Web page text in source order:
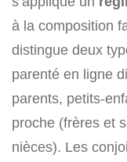
à la composition
distingue deux
parenté en ligne
parents, petits-
proche (frères et
nièces). Les